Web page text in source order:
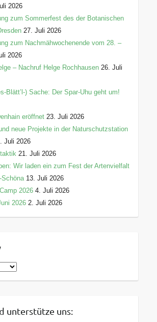
2026
zum Sommerfest des der Botanischen
27. Juli 2026
zum Nachmähwochenende vom 28. –
2026
– Nachruf Helge Rochhausen 26. Juli
Blätt’l-) Sache: Der Spar-Uhu geht um!
eröffnet 23. Juli 2026
neue Projekte in der Naturschutzstation
Juli 2026
21. Juli 2026
Wir laden ein zum Fest der Artenvielfalt
Schöna 13. Juli 2026
2026 4. Juli 2026
2026 2. Juli 2026
unterstütze uns: